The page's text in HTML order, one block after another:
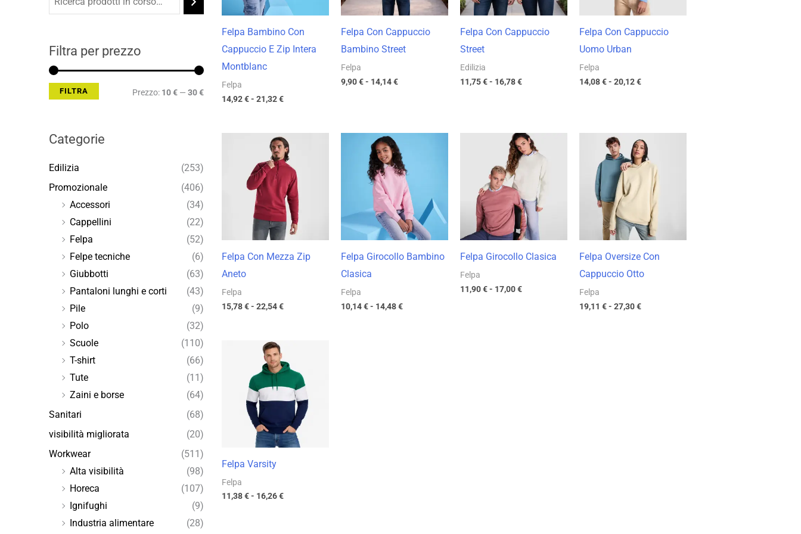
Filtra per prezzo
FILTRA Prezzo: 10 €— 30 €
Categorie
Edilizia
(253)
Promozionale
(406)
Accessori
(34)
Cappellini
(22)
Felpa
(52)
Felpe tecniche
(6)
Giubbotti
(63)
Pantaloni lunghi e corti
(43)
Pile
(9)
Polo
(32)
Scuole
(110)
T-shirt
(66)
Tute
(11)
Zaini e borse
(64)
Sanitari
(68)
visibilità migliorata
(20)
Workwear
(511)
Alta visibilità
(98)
Horeca
(107)
Ignifughi
(9)
Industria alimentare
(28)
Felpa Bambino Con
Cappuccio E Zip Intera
Montblanc
Felpa
14,92€- 21,32€
Felpa Con Cappuccio
Bambino Street
Felpa
9,90€- 14,14€
Felpa Con Cappuccio
Street
Edilizia
11,75€- 16,78€
Felpa Con Cappuccio
Uomo Urban
Felpa
14,08€- 20,12€
Felpa Con Mezza Zip
Aneto
Felpa
15,78€- 22,54€
Fascia
di
prezzo:
da
15,78 €
a
22,54 €
Felpa Girocollo Bambino
Clasica
Felpa
10,14€- 14,48€
prezzo:
da
10,14 €
a
14,48 €
Felpa Girocollo Clasica
Felpa
11,90€- 17,00€
Fascia
di
prezzo:
11,90 €
17,00 €
Felpa Oversize Con
Cappuccio Otto
Felpa
19,11 €- 27,30€
Fascia
di
prezzo:
da
19,11 €
27,30 €
Felpa Varsity
Felpa
11,38€- 16,26€
prezzo:
11,38 €
a
16,26 €